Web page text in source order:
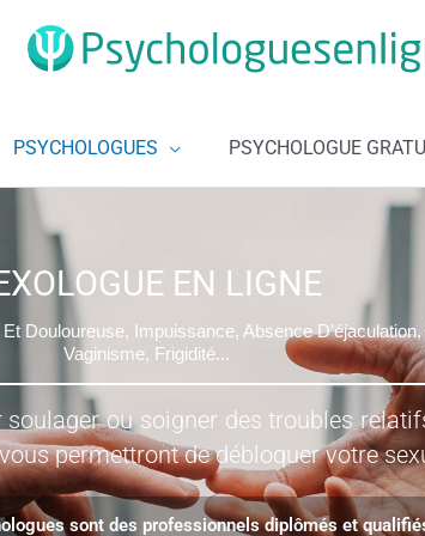
PSYCHOLOGUES PSYCHOLOGUE
EN LIGNE
Douloureuse, Impuissance, Absence
Vaginisme, Frigidité...
ou soigner des troubles
permettront de débloquer votre
sont des professionnels diplômés et